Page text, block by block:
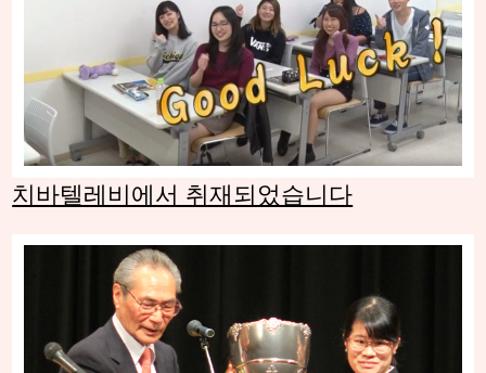
치바텔레비에서 취재되었습니다